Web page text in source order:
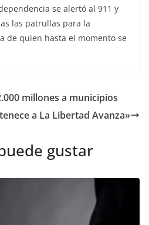
se alertó al 911 y
las patrullas para la
de quien hasta el momento se
millones a municipios
a La Libertad Avanza»
gustar